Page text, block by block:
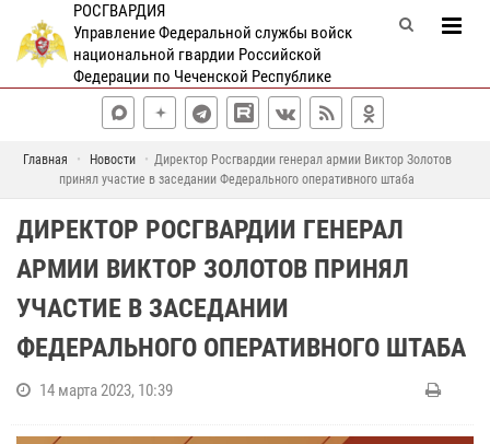
РОСГВАРДИЯ
Управление Федеральной службы войск
национальной гвардии Российской
Федерации по Чеченской Республике
Главная Новости
Директор Росгвардии генерал армии Виктор Золотов
принял участие в заседании Федерального оперативного штаба
ДИРЕКТОР РОСГВАРДИИ ГЕНЕРАЛ
АРМИИ ВИКТОР ЗОЛОТОВ ПРИНЯЛ
УЧАСТИЕ В ЗАСЕДАНИИ
ФЕДЕРАЛЬНОГО ОПЕРАТИВНОГО ШТАБА
14 марта 2023, 10:39